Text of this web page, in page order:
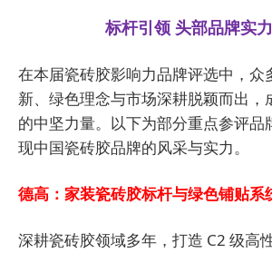
标杆引领 头部品牌实
在本届瓷砖胶影响力品牌评选中，众
新、绿色理念与市场深耕脱颖而出，
的中坚力量。以下为部分重点参评品
现中国瓷砖胶品牌的风采与实力。
德高：家装瓷砖胶标杆与绿色铺贴系
深耕瓷砖胶领域多年，打造 C2 级高